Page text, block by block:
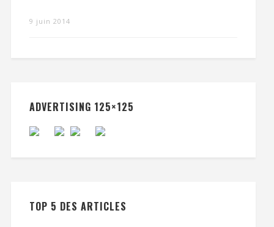
9 juin 2014
ADVERTISING 125×125
TOP 5 DES ARTICLES